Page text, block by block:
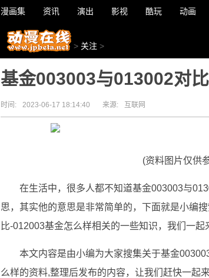
漫画集 资讯 演出 影视 酷玩 动画
> 关注 >
基金003003与013002对
时间: 2023-06-17 18:14:40 来源: 互联网
(资料图片仅供
在生活中，很多人都不知道基金003003与
思，其实他的意思是非常简单的，下面就是小编
比-012003基金怎么样相关的一些知识，我们一起
本文内容是由小编为大家搜集关于基金
么样的资料,整理后发布的内容，让我们赶快一起来